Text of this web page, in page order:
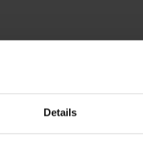
Details